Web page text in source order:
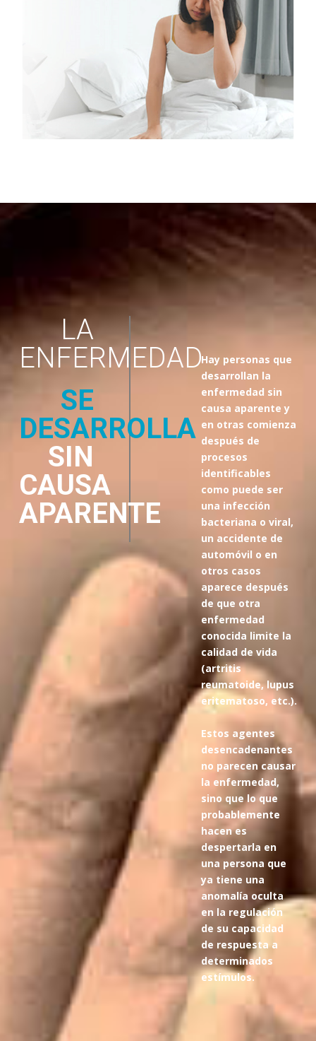
LA
ENFERMEDAD
SE
DESARROLLA
SIN
CAUSA
APARENTE
Hay personas que
desarrollan la
enfermedad sin
causa aparente y
en otras comienza
después de
procesos
identificables
como puede ser
una infección
bacteriana o viral,
un accidente de
automóvil o en
otros casos
aparece después
de que otra
enfermedad
conocida limite la
calidad de vida
(artritis
reumatoide, lupus
eritematoso, etc.).
Estos agentes
desencadenantes
no parecen causar
la enfermedad,
sino que lo que
probablemente
hacen es
despertarla en
una persona que
ya tiene una
anomalía oculta
en la regulación
de su capacidad
de respuesta a
determinados
estímulos.